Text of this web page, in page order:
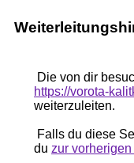
Die von dir
https://vorota-
weiterzuleiten.
Falls du diese
du zur